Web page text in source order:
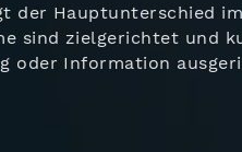
der Hauptunterschied
sind zielgerichtet und
oder Information